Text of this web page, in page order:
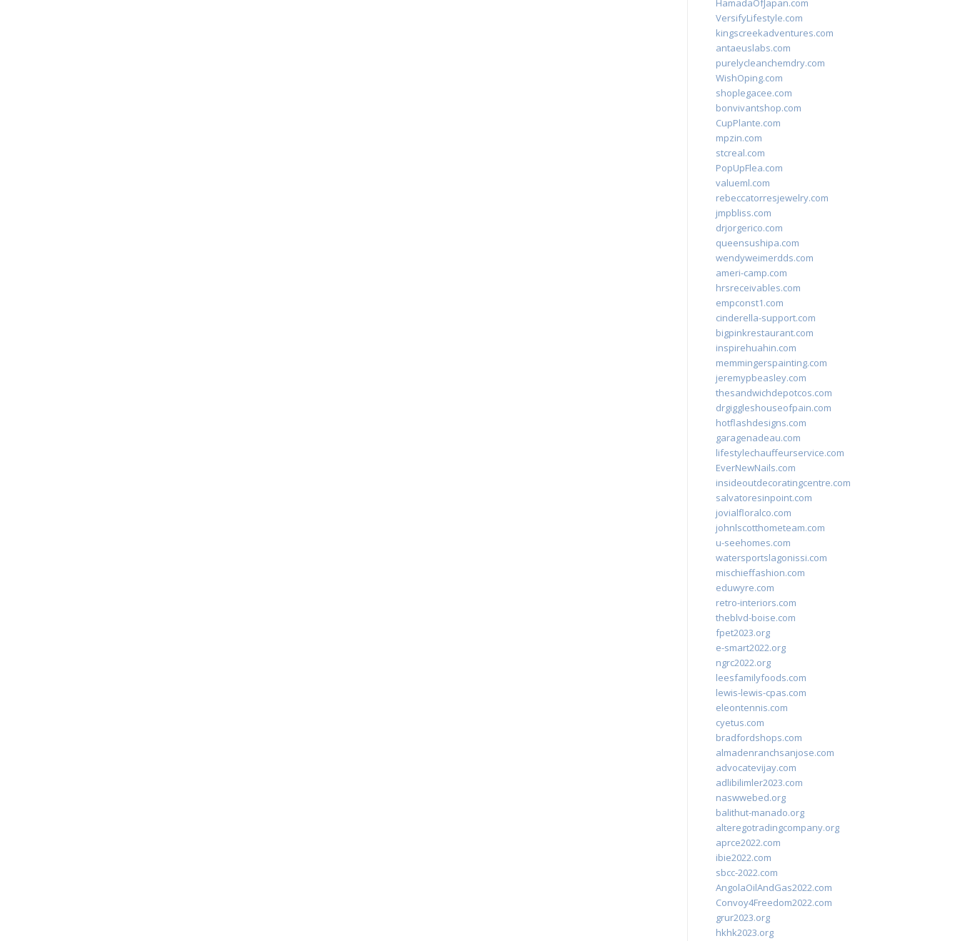
HamadaOfJapan.com
VersifyLifestyle.com
kingscreekadventures.com
antaeuslabs.com
purelycleanchemdry.com
WishOping.com
shoplegacee.com
bonvivantshop.com
CupPlante.com
mpzin.com
stcreal.com
PopUpFlea.com
valueml.com
rebeccatorresjewelry.com
jmpbliss.com
drjorgerico.com
queensushipa.com
wendyweimerdds.com
ameri-camp.com
hrsreceivables.com
empconst1.com
cinderella-support.com
bigpinkrestaurant.com
inspirehuahin.com
memmingerspainting.com
jeremypbeasley.com
thesandwichdepotcos.com
drgiggleshouseofpain.com
hotflashdesigns.com
garagenadeau.com
lifestylechauffeurservice.com
EverNewNails.com
insideoutdecoratingcentre.com
salvatoresinpoint.com
jovialfloralco.com
johnlscotthometeam.com
u-seehomes.com
watersportslagonissi.com
mischieffashion.com
eduwyre.com
retro-interiors.com
theblvd-boise.com
fpet2023.org
e-smart2022.org
ngrc2022.org
leesfamilyfoods.com
lewis-lewis-cpas.com
eleontennis.com
cyetus.com
bradfordshops.com
almadenranchsanjose.com
advocatevijay.com
adlibilimler2023.com
naswwebed.org
balithut-manado.org
alteregotradingcompany.org
aprce2022.com
ibie2022.com
sbcc-2022.com
AngolaOilAndGas2022.com
Convoy4Freedom2022.com
grur2023.org
hkhk2023.org